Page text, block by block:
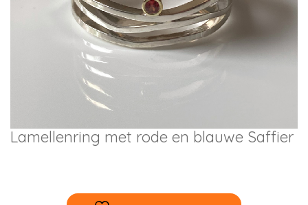
Lamellenring met rode en blauwe Saffier